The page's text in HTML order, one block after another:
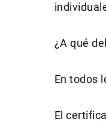
¿A qué
En todos
El